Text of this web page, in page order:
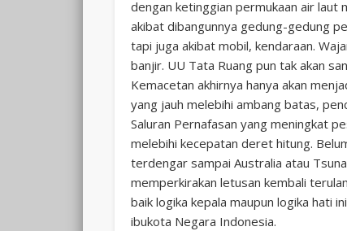
dengan ketinggian permukaan air laut
akibat dibangunnya gedung-gedung
tapi juga akibat mobil, kendaraan.
banjir. UU Tata Ruang pun tak akan
Kemacetan akhirnya hanya akan
yang jauh melebihi ambang batas,
Saluran Pernafasan yang meningkat
melebihi kecepatan deret hitung.
terdengar sampai Australia atau
memperkirakan letusan kembali
baik logika kepala maupun logika hati
ibukota Negara Indonesia.